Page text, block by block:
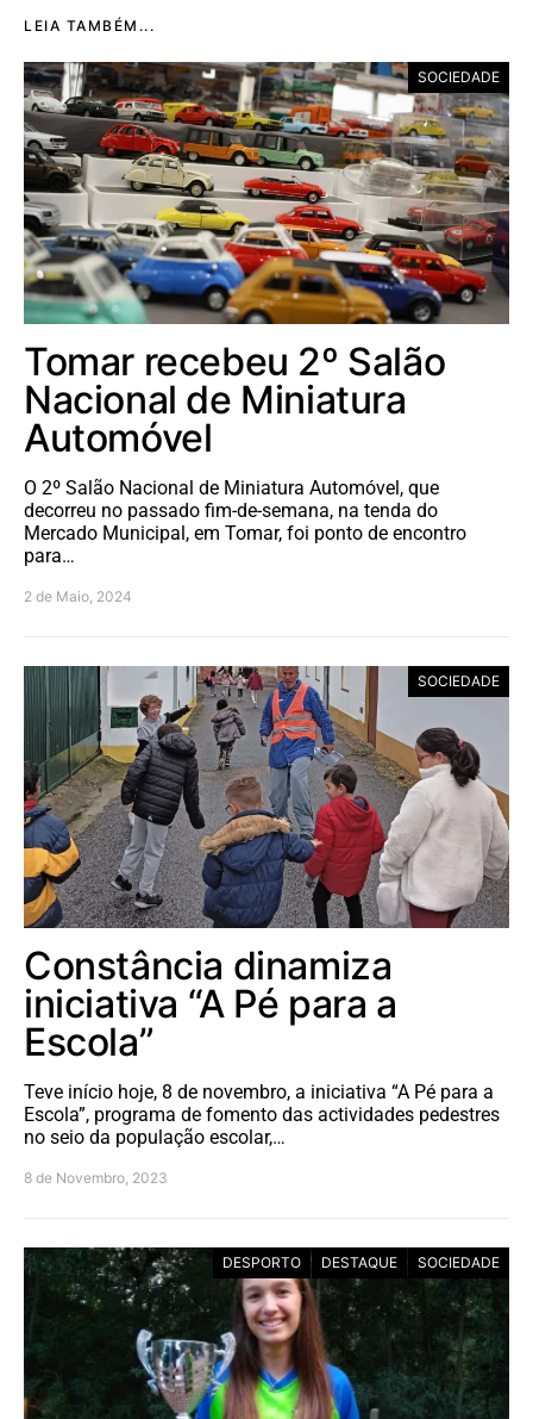
LEIA TAMBÉM...
SOCIEDADE
Tomar recebeu 2º Salão
Nacional de Miniatura
Automóvel
O 2º Salão Nacional de Miniatura Automóvel, que
decorreu no passado fim-de-semana, na tenda do
Mercado Municipal, em Tomar, foi ponto de encontro
para…
2 de Maio, 2024
SOCIEDADE
Constância dinamiza
iniciativa “A Pé para a
Escola”
Teve início hoje, 8 de novembro, a iniciativa “A Pé para a
Escola”, programa de fomento das actividades pedestres
no seio da população escolar,…
8 de Novembro, 2023
DESPORTO DESTAQUE SOCIEDADE